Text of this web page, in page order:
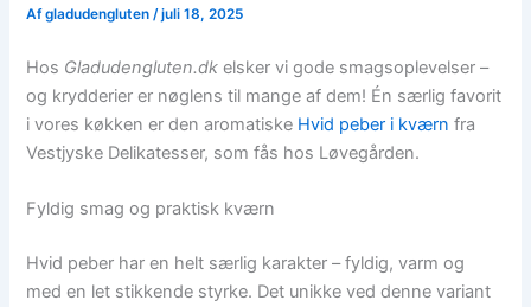
Afgladudengluten/juli 18, 2025
Hos Gladudengluten.dk elsker vi gode smagsoplevelser –
og krydderier er nøglens til mange af dem! Én særlig favorit
i vores køkken er den aromatiske Hvid peber i kværn fra
Vestjyske Delikatesser, som fås hos Løvegården.
Fyldig smag og praktisk kværn
Hvid peber har en helt særlig karakter – fyldig, varm og
med en let stikkende styrke. Det unikke ved denne variant